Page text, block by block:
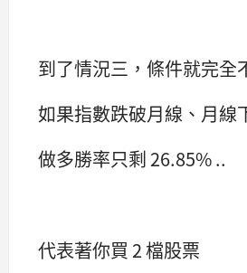
到了情況三，條件就完全
如果指數跌破月線、月線
做多勝率只剩 26.85% ..
代表著你買 2 檔股票